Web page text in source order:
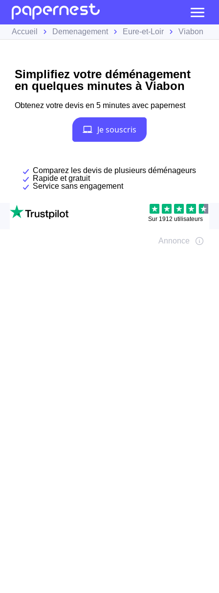
Accueil Demenagement Eure-et-Loir Viabon